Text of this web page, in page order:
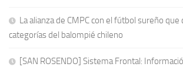
La alianza de CMPC con el fútbol sureño que
categorías del balompié chileno
[SAN ROSENDO] Sistema Frontal: